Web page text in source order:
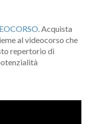
. Acquista
al videocorso che
repertorio di